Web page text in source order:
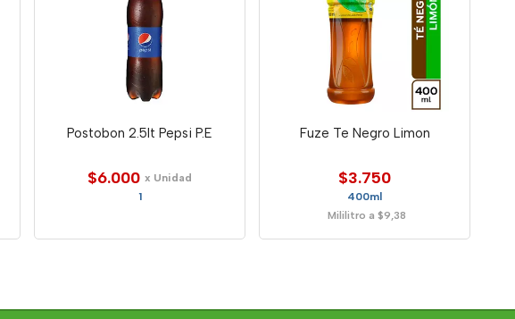
Postobon 2.5lt Pepsi P.E
$6.000 x Unidad
1
Fuze Te Negro Limon
$3.750
400ml
Mililitro a $9,38